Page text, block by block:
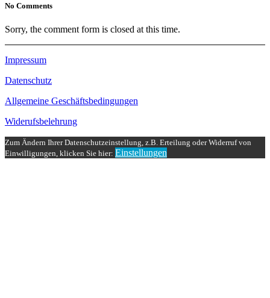
No Comments
Sorry, the comment form is closed at this time.
Impressum
Datenschutz
Allgemeine Geschäftsbedingungen
Widerufsbelehrung
Zum Ändern Ihrer Datenschutzeinstellung, z.B. Erteilung oder Widerruf von
Einwilligungen, klicken Sie hier: Einstellungen